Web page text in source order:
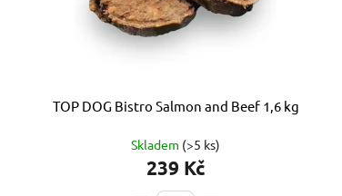
TOP DOG Bistro Salmon and Beef 1,6 kg
Skladem (>5 ks)
239 Kč